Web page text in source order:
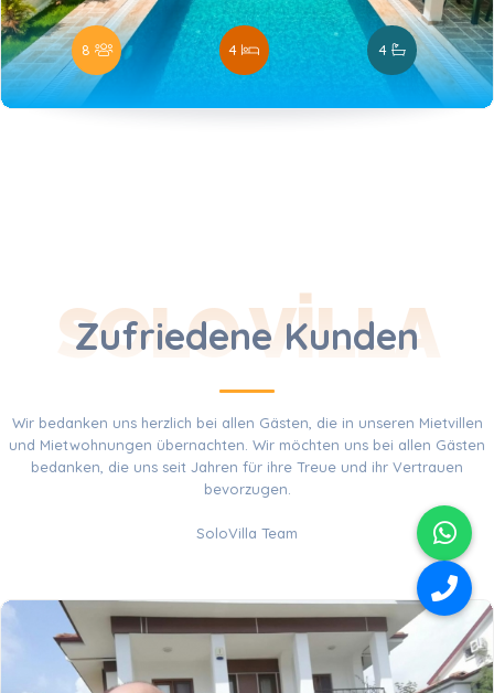
8 4 4
Zufriedene Kunden
SOLO VILLA
Wir bedanken uns herzlich bei allen Gästen, die in unseren Mietvillen
und Mietwohnungen übernachten. Wir möchten uns bei allen Gästen
bedanken, die uns seit Jahren für ihre Treue und ihr Vertrauen
bevorzugen.
SoloVilla Team